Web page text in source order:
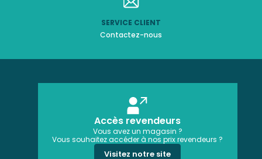
SERVICE CLIENT
Contactez-nous
Accès revendeurs
Vous avez un magasin ?
Vous souhaitez accéder à nos prix revendeurs ?
Visitez notre site